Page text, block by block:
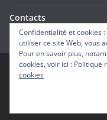
Contacts
par
Confidentialité et cookies
utiliser ce site Web, vous
Pour en savoir plus,
cookies, voir ici : Politique
cookies